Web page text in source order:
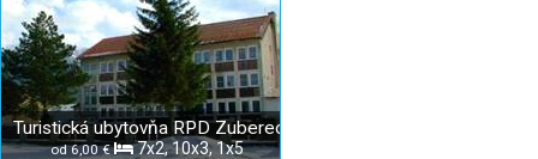
Turistická ubytovňa RPD Zuberec
od 6,00 € 7x2, 10x3, 1x5